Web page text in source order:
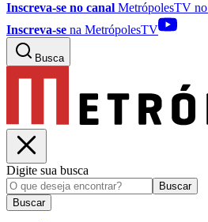
Inscreva-se no canal MetrópolesTV no
Inscreva-se na MetrópolesTV
Busca
Digite sua busca
Buscar
Buscar